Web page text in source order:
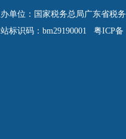
单位：国家税务总局广东省税
站标识码：bm29190001 粤ICP